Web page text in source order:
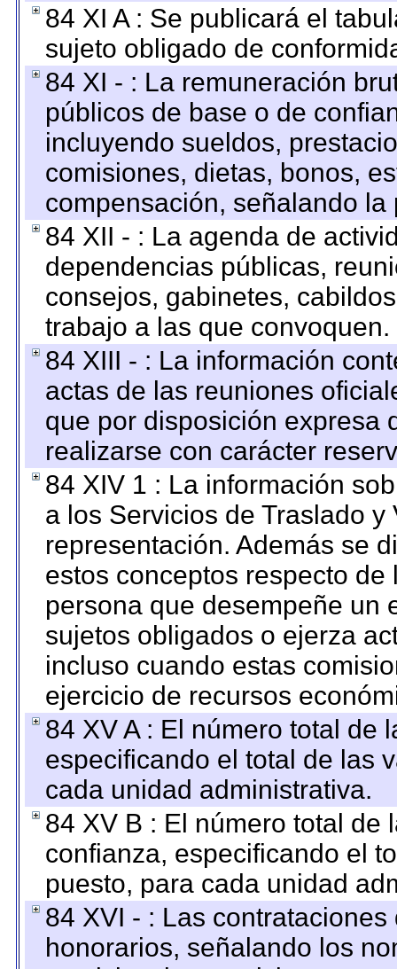
84 XI A : Se publicará el
sujeto obligado de
84 XI - : La remuneración
públicos de base o de
incluyendo sueldos,
comisiones, dietas, bonos,
compensación, señalando
84 XII - : La agenda de
dependencias públicas,
consejos, gabinetes,
trabajo a las que convoquen.
84 XIII - : La información
actas de las reuniones
que por disposición expresa
realizarse con carácter
84 XIV 1 : La información
a los Servicios de Traslado
representación. Además se
estos conceptos respecto
persona que desempeñe un
sujetos obligados o ejerza
incluso cuando estas
ejercicio de recursos
84 XV A : El número total de
especificando el total de las
cada unidad administrativa.
84 XV B : El número total de
confianza, especificando el
puesto, para cada unidad
84 XVI - : Las
honorarios, señalando los